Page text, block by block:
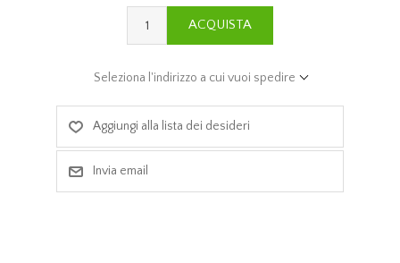
ACQUISTA
Seleziona l'indirizzo a cui vuoi spedire
Aggiungi alla lista dei desideri
Invia email